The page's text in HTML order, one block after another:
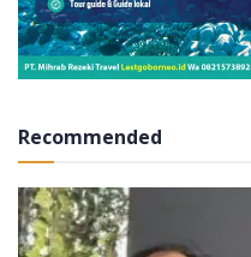
Recommended